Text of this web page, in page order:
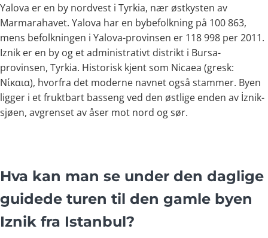
Yalova er en by nordvest i Tyrkia, nær østkysten av
Marmarahavet. Yalova har en bybefolkning på 100 863,
mens befolkningen i Yalova-provinsen er 118 998 per 2011.
Iznik er en by og et administrativt distrikt i Bursa-
provinsen, Tyrkia. Historisk kjent som Nicaea (gresk:
Νίκαια), hvorfra det moderne navnet også stammer. Byen
ligger i et fruktbart basseng ved den østlige enden av İznik-
sjøen, avgrenset av åser mot nord og sør.
Hva kan man se under den daglige
guidede turen til den gamle byen
Iznik fra Istanbul?